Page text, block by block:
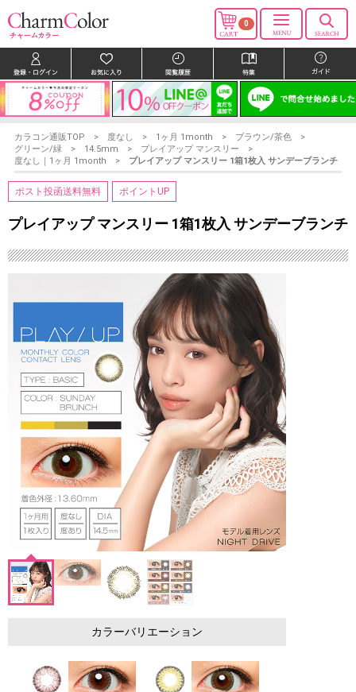
0
カラコン通販TOP 度なし 1ヶ月 1month
ブラウン/茶色
グリーン/緑
14.5mm
プレイアップ マンスリー
度なし｜1ヶ月 1month
プレイアップ マンスリー 1箱1枚入 サンデーブランチ
ポスト投函送料無料 ポイントUP
プレイアップ マンスリー 1箱1枚入 サンデーブランチ
カラーバリエーション